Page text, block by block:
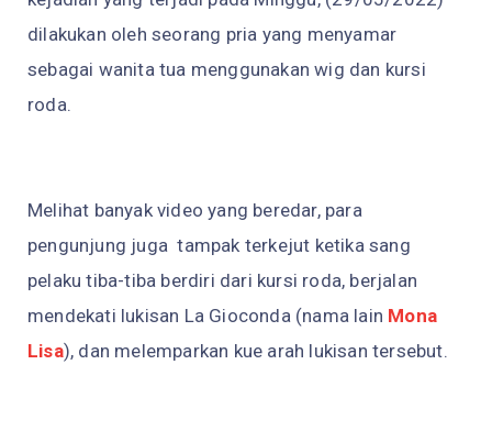
dilakukan oleh seorang pria yang menyamar
sebagai wanita tua menggunakan wig dan kursi
roda.
Melihat banyak video yang beredar, para
pengunjung juga tampak terkejut ketika sang
pelaku tiba-tiba berdiri dari kursi roda, berjalan
mendekati lukisan La Gioconda (nama lain Mona
Lisa), dan melemparkan kue arah lukisan tersebut.